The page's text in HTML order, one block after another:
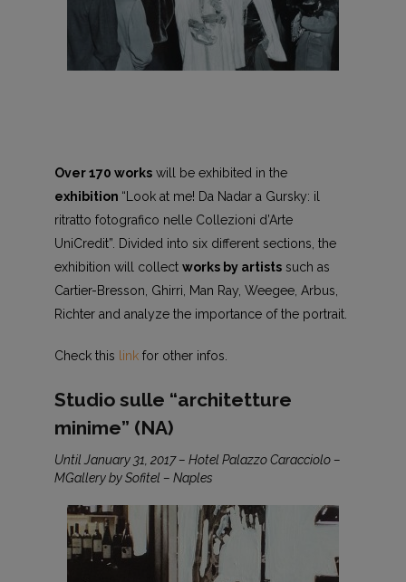
Over 170 workswill be exhibited in the
exhibition “Look at me! Da Nadar a Gursky: il
ritratto fotografico nelle Collezioni d’Arte
UniCredit”. Divided into six different sections, the
exhibition will collect worksby artistssuch as
Cartier-Bresson, Ghirri, Man Ray, Weegee, Arbus,
Richter and analyze the importance of the portrait.
Check this linkfor other infos.
Studio sulle “architetture
minime” (NA)
Until January 31, 2017 – Hotel Palazzo Caracciolo –
MGallery by Sofitel – Naples